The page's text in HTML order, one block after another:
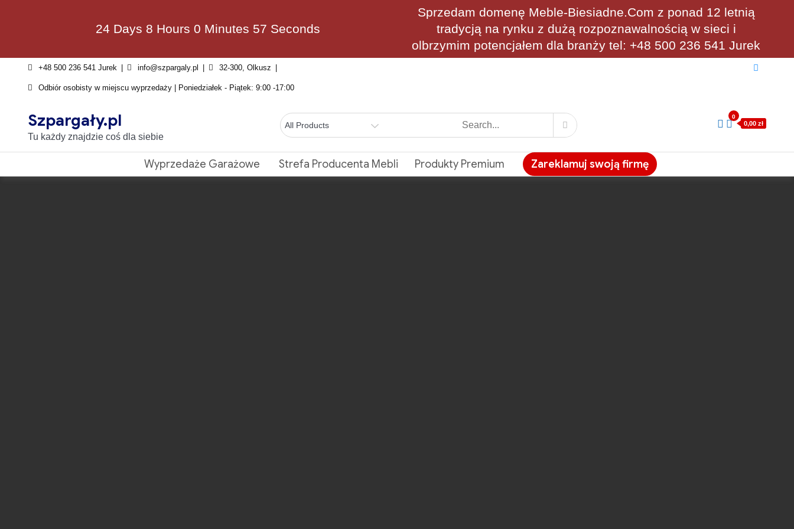
24 Days 8 Hours 0 Minutes 56 Seconds
Sprzedam domenę Meble-Biesiadne.Com z ponad 12 letnią
tradycją na rynku z dużą rozpoznawalnością w sieci i
olbrzymim potencjałem dla branży tel: +48 500 236 541 Jurek
+48 500 236 541 Jurek info@szpargaly.pl 32-300, Olkusz
Odbiór osobisty w miejscu wyprzedaży | Poniedziałek - Piątek: 9:00 -17:00
Szpargały.pl
Tu każdy znajdzie coś dla siebie
0
0,00 zł
Wyprzedaże Garażowe Strefa Producenta Mebli Produkty Premium Zareklamuj swoją firmę